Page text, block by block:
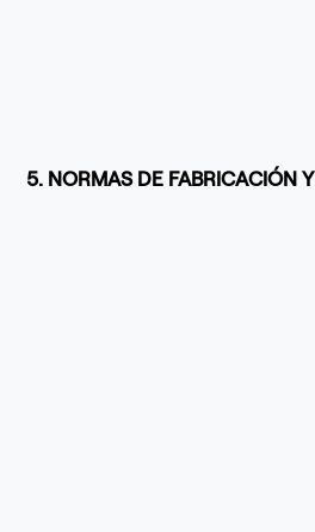
5. NORMAS DE FABRICACIÓN